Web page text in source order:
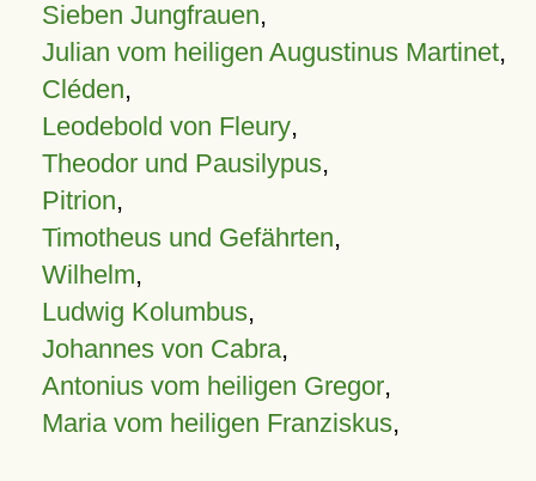
Sieben Jungfrauen,
Julian vom heiligen Augustinus Martinet,
Cléden,
Leodebold von Fleury,
Theodor und Pausilypus,
Pitrion,
Timotheus und Gefährten,
Wilhelm,
Ludwig Kolumbus,
Johannes von Cabra,
Antonius vom heiligen Gregor,
Maria vom heiligen Franziskus,